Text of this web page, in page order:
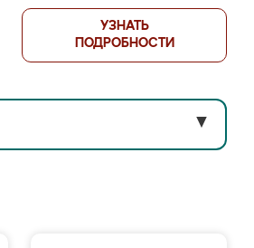
УЗНАТЬ
ПОДРОБНОСТИ
▼